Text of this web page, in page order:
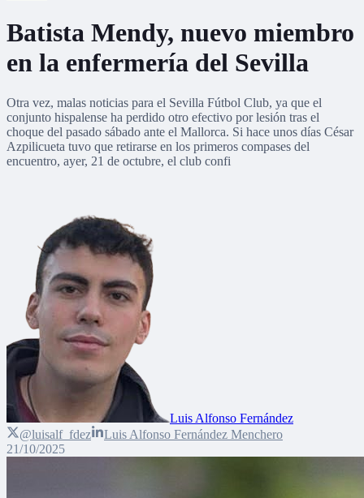
Batista Mendy, nuevo miembro
en la enfermería del Sevilla
Otra vez, malas noticias para el Sevilla Fútbol Club, ya que el
conjunto hispalense ha perdido otro efectivo por lesión tras el
choque del pasado sábado ante el Mallorca. Si hace unos días César
Azpilicueta tuvo que retirarse en los primeros compases del
encuentro, ayer, 21 de octubre, el club confi
Luis Alfonso Fernández
@luisalf_fdez
Luis Alfonso Fernández Menchero
21/10/2025